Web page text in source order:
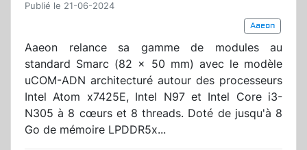
Publié le 21-06-2024
Aaeon
Aaeon relance sa gamme de modules au
standard Smarc (82 x 50 mm) avec le modèle
uCOM-ADN architecturé autour des processeurs
Intel Atom x7425E, Intel N97 et Intel Core i3-
N305 à 8 cœurs et 8 threads. Doté de jusqu'à 8
Go de mémoire LPDDR5x...